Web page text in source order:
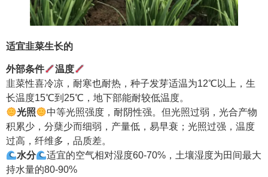
适宜韭菜生长的
外部条件
温度
韭菜性喜冷凉，耐寒也耐热，种子发芽适温为12℃以上，生
长温度15℃到25℃，地下部能耐较低温度。
光照
中等光照强度，耐阴性强。但光照过弱，光合产物
积累少，分蘖少而细弱，产量低，易早衰；光照过强，温度
过高，纤维多，品质差。
水分
适宜的空气相对湿度60-70%，土壤湿度为田间最大
持水量的80-90%